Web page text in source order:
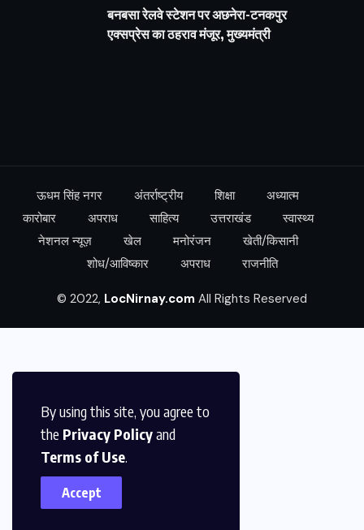
By using this site, you agree to
the Privacy Policyand
Terms of Use.
Accept
बनबसा रेलवे स्टेशन पर अछनेरा-टनकपुर
एक्सप्रेस का ठहराव मंजूर, मुख्यमंत्री
ऊधम सिंह नगर अंतर्राष्ट्रीय शिक्षा
अध्यात्म
कारोबार
अपराध साहित्य उत्तराखंड
स्वास्थ्य
नेशनल न्यूज़
खेल मनोरंजन
खेती/किसानी
शोध/आविष्कार
अपराध राजनीति
© 2022, LocNirnay.com All Rights Reserved